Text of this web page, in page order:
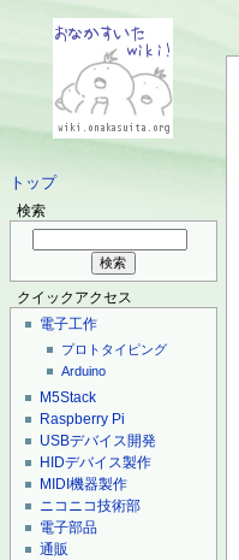
トップ
検索
クイックアクセス
電子工作
プロトタイピング
Arduino
M5Stack
Raspberry Pi
USBデバイス開発
HIDデバイス製作
MIDI機器製作
ニコニコ技術部
電子部品
通販